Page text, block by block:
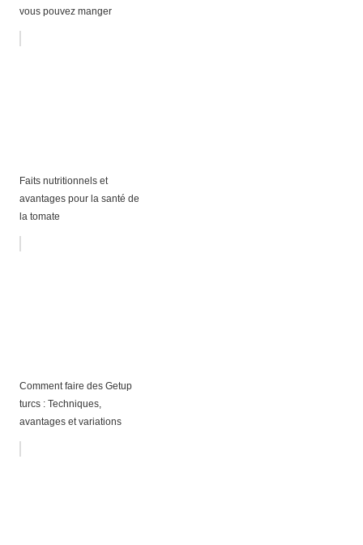
vous pouvez manger
Faits nutritionnels et
avantages pour la santé de
la tomate
Comment faire des Getup
turcs : Techniques,
avantages et variations